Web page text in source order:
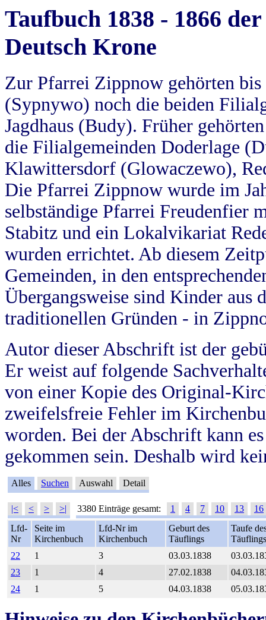
Taufbuch 1838 - 1866
Deutsch Krone
Zur Pfarrei Zippnow gehörten
(Sypnywo) noch die beiden
Jagdhaus (Budy). Früher
die Filialgemeinden Doderlage
Klawittersdorf (Glowaczewo),
Die Pfarrei Zippnow wurde im
selbständige Pfarrei Freudenfier
Stabitz und ein Lokalvikariat
wurden errichtet. Ab diesem
Gemeinden, in den
Übergangsweise sind Kinder aus
traditionellen Gründen - in
Autor dieser Abschrift ist der
Er weist auf folgende
von einer Kopie des Original-
zweifelsfreie Fehler im
worden. Bei der Abschrift kann
gekommen sein. Deshalb wird
Alles Suchen Auswahl Detail
|< < > >| 3380 Einträge gesamt: 1 4 7 10 13
16
Lfd-
Nr
Seite im
Kirchenbuch
Lfd-Nr im
Kirchenbuch
Geburt des
Täuflings
Taufe
Täuflings
22
1 3 03.03.1838
23
1 4 27.02.1838
24
1 5 04.03.1838